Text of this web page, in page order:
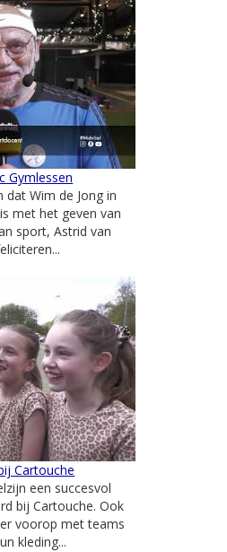
Gymlessen
Wim de Jong in
met het geven van
sport, Astrid van
Cartouche
een succesvol
bij Cartouche. Ook
voorop met teams
kleding...